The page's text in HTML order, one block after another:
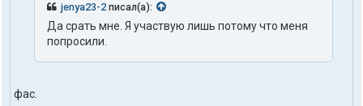
о
в
е
jenya23-2писал(а):
Да срать мне. Я участвую лишь потому что меня
попросили.
фас.